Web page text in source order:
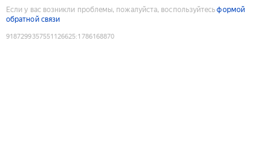
Если у вас возникли проблемы, пожалуйста, воспользуйтесьформой
обратной связи
9187299357551126625:1786168870